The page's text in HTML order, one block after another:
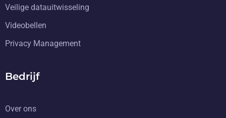
Veilige datauitwisseling
Videobellen
Privacy Management
Bedrijf
Over ons